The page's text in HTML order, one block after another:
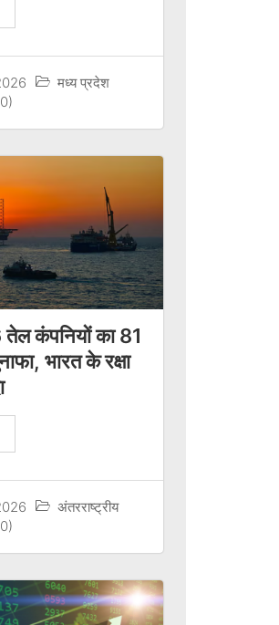
मध्य प्रदेश
कंपनियों का 81
भारत के रक्षा
अंतरराष्ट्रीय